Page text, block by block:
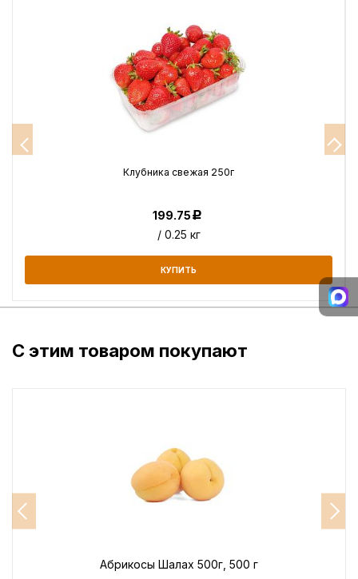
Клубника свежая 250г
199.75Р
/ 0.25 кг
КУПИТЬ
С этим товаром покупают
Абрикосы Шалах 500г, 500 г